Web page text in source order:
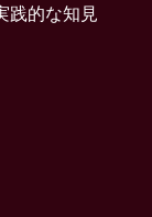
践的な知見